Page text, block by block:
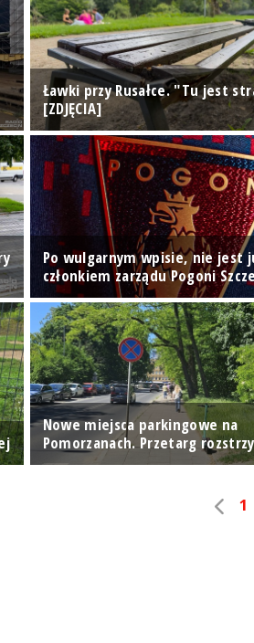
Ławki przy Rusałce. "Tu jest
[ZDJĘCIA]
Po wulgarnym wpisie, nie jest
członkiem zarządu Pogoni
Nowe miejsca parkingowe na
Pomorzanach. Przetarg
1